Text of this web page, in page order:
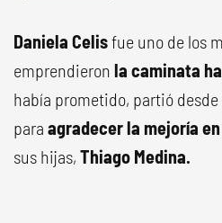
Daniela Celisfue uno de los
emprendieron la caminata
había prometido, partió
para agradecer la mejoría
sus hijas, Thiago Medina.